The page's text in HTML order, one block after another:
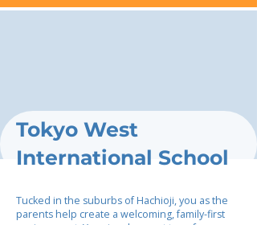
Tokyo West
International School
Tucked in the suburbs of Hachioji, you as the
parents help create a welcoming, family-first